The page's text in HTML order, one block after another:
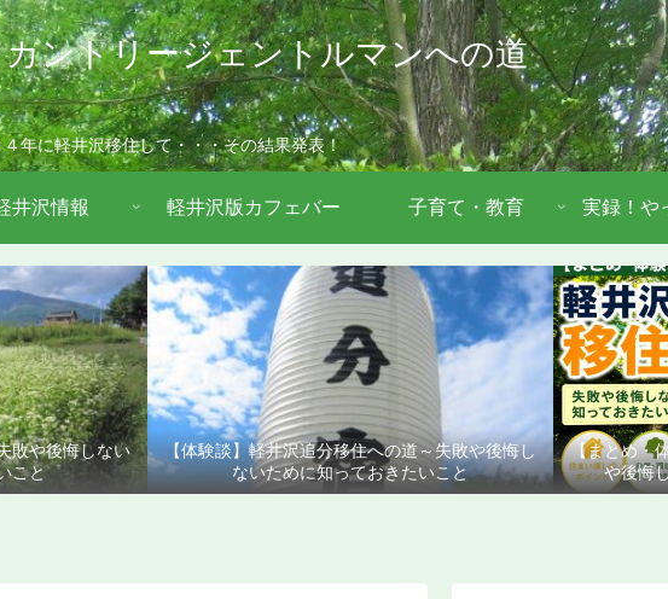
ントリージェントルマンへの道
年に軽井沢移住して・・・その結果発表！
井沢情報 軽井沢版カフェバー 子育て・教育 実録！や
敗や後悔しない
こと
【体験談】軽井沢追分移住への道～失敗や後悔し
ないために知っておきたいこと
【まとめ・
や後悔